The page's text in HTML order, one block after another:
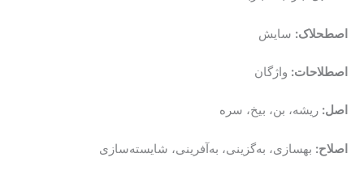
اصطحلاک: سایش
اصطلاحات: واژگان
اصل: ریشه، بن، بیخ، سره
اصلاح: بهسازی، به‌گزینی، به‌آفرینی، شایسته‌سازی